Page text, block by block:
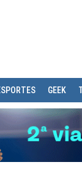
GEEK